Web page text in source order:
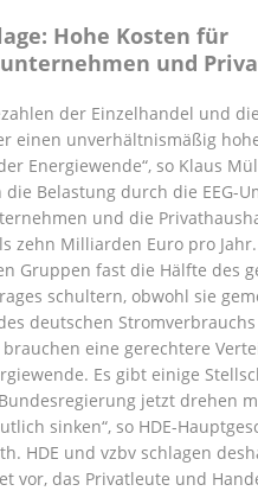
Hohe Kosten für
und
der Einzelhandel und
einen unverhältnismäßig
Energiewende“, so Klaus
die Belastung durch die EEG-
und die
zehn Milliarden Euro pro
Gruppen fast die Hälfte des
schultern, obwohl sie
deutschen
brauchen eine gerechtere
Es gibt einige
jetzt drehen
sinken“, so HDE-
HDE und vzbv schlagen
vor, das Privatleute und